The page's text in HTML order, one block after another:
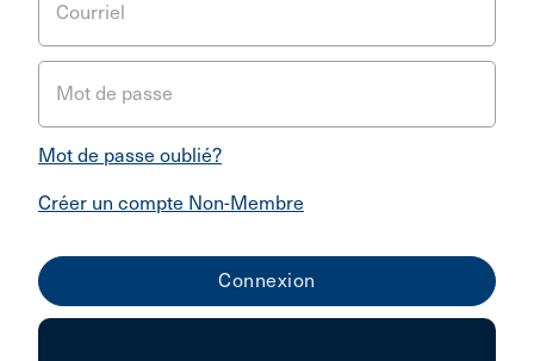
Courriel
Mot de passe
Mot de passe oublié?
Créer un compte Non-Membre